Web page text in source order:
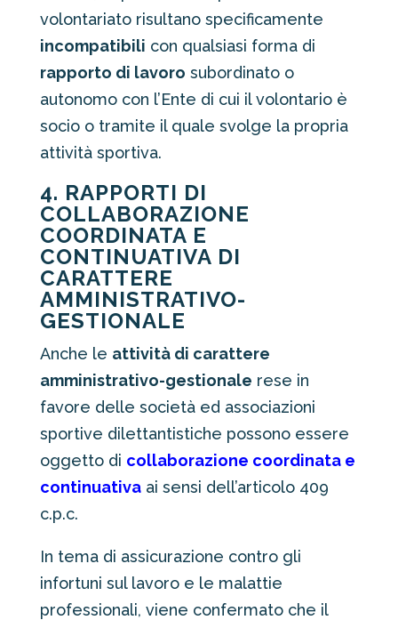
volontariato risultano specificamente
incompatibili con qualsiasi forma di
rapporto di lavoro subordinato o
autonomo con l’Ente di cui il volontario è
socio o tramite il quale svolge la propria
attività sportiva.
4. RAPPORTI DI
COLLABORAZIONE
COORDINATA E
CONTINUATIVA DI
CARATTERE
AMMINISTRATIVO-
GESTIONALE
Anche le attività di carattere
amministrativo-gestionale rese in
favore delle società ed associazioni
sportive dilettantistiche possono essere
oggetto di collaborazione coordinata e
continuativaai sensi dell’articolo 409
c.p.c.
In tema di assicurazione contro gli
infortuni sul lavoro e le malattie
professionali, viene confermato che il